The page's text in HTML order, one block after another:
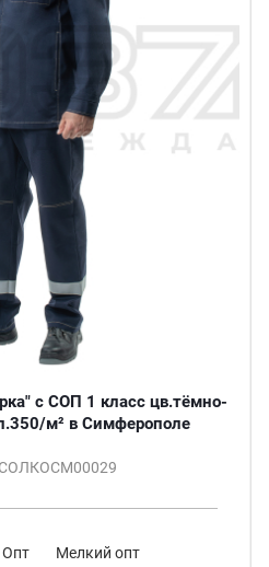
с СОП 1 класс цв.тёмно-
синий/красный пл.350/м² в Симферополе
СОЛКОСМ00029
Опт Мелкий опт